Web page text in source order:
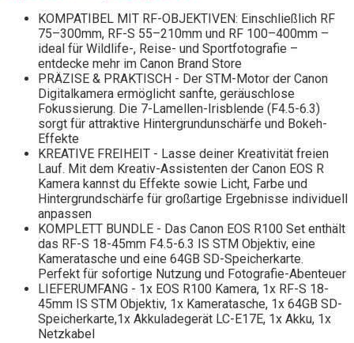
KOMPATIBEL MIT RF-OBJEKTIVEN: Einschließlich RF
75–300mm, RF-S 55–210mm und RF 100–400mm –
ideal für Wildlife-, Reise- und Sportfotografie –
entdecke mehr im Canon Brand Store
PRÄZISE & PRAKTISCH - Der STM-Motor der Canon
Digitalkamera ermöglicht sanfte, geräuschlose
Fokussierung. Die 7-Lamellen-Irisblende (F4.5-6.3)
sorgt für attraktive Hintergrundunschärfe und Bokeh-
Effekte
KREATIVE FREIHEIT - Lasse deiner Kreativität freien
Lauf. Mit dem Kreativ-Assistenten der Canon EOS R
Kamera kannst du Effekte sowie Licht, Farbe und
Hintergrundschärfe für großartige Ergebnisse individuell
anpassen
KOMPLETT BUNDLE - Das Canon EOS R100 Set enthält
das RF-S 18-45mm F4.5-6.3 IS STM Objektiv, eine
Kameratasche und eine 64GB SD-Speicherkarte.
Perfekt für sofortige Nutzung und Fotografie-Abenteuer
LIEFERUMFANG - 1x EOS R100 Kamera, 1x RF-S 18-
45mm IS STM Objektiv, 1x Kameratasche, 1x 64GB SD-
Speicherkarte,1x Akkuladegerät LC-E17E, 1x Akku, 1x
Netzkabel